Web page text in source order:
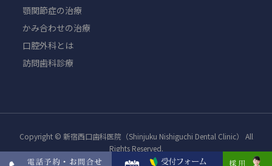
顎関節症の治療
かみ合わせの治療
口腔外科とは
訪問歯科診療
Copyright © 新宿西口歯科医院（Shinjuku Nishiguchi Dental Clinic） All
Rights Reserved.